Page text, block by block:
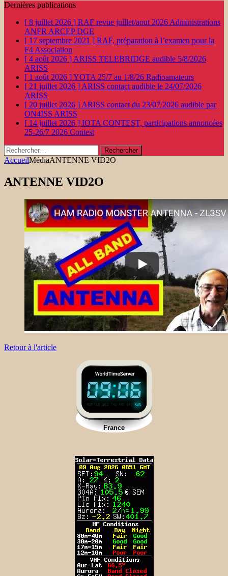
Dernières publications
[ 8 juillet 2026 ] RAF revue juillet/aout 2026 Administrations
ANFR ARCEP DGE
[ 17 septembre 2021 ] RAF, préparation à l’examen pour la
F4 Association
[ 4 août 2026 ] ARISS TELEBRIDGE audible 5/8/2026
ARISS
[ 1 août 2026 ]YOTA 25/7 au 1/8/26 Radioamateurs
[ 21 juillet 2026 ] ARISS contact audible le 24/07/2026
ARISS
[ 20 juillet 2026 ] ARISS contact du 23/07/2026 audible par
ON4ISS ARISS
[ 14 juillet 2026 ] IOTA CONTEST, participations annoncées
25-26/7 2026 Contest
Rechercher :
AccueilMédiaANTENNE VID2O
ANTENNE VID2O
Retour à l'article